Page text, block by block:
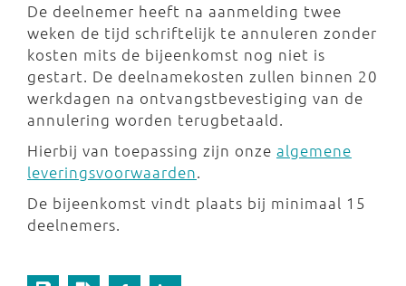
De deelnemer heeft na aanmelding twee
weken de tijd schriftelijk te annuleren zonder
kosten mits de bijeenkomst nog niet is
gestart. De deelnamekosten zullen binnen 20
werkdagen na ontvangstbevestiging van de
annulering worden terugbetaald.
Hierbij van toepassing zijn onze algemene
leveringsvoorwaarden.
De bijeenkomst vindt plaats bij minimaal 15
deelnemers.